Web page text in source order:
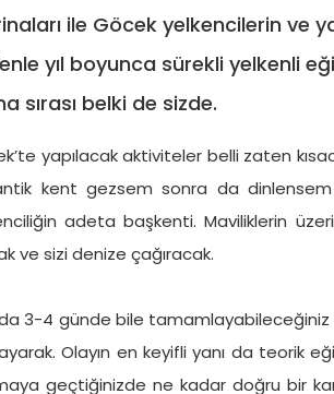
ile Göcek yelkencilerin ve
yıl boyunca sürekli yelkenli
sırası belki de sizde.
yapılacak aktiviteler belli zaten
kent gezsem sonra da dinlensem
adeta başkenti. Maviliklerin
ve sizi denize çağıracak.
3-4 günde bile
Olayın en keyifli yanı da teorik
geçtiğinizde ne kadar doğru bir